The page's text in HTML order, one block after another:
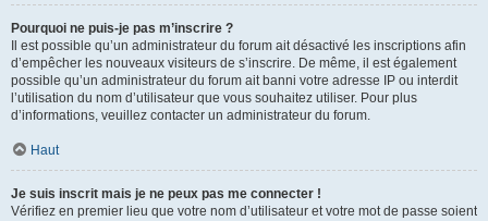
Pourquoi ne puis-je pas m’inscrire ?
Il est possible qu’un administrateur du forum ait désactivé les inscriptions afin
d’empêcher les nouveaux visiteurs de s’inscrire. De même, il est également
possible qu’un administrateur du forum ait banni votre adresse IP ou interdit
l’utilisation du nom d’utilisateur que vous souhaitez utiliser. Pour plus
d’informations, veuillez contacter un administrateur du forum.
Haut
Je suis inscrit mais je ne peux pas me connecter !
Vérifiez en premier lieu que votre nom d’utilisateur et votre mot de passe soient